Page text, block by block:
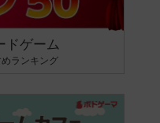
ドゲーム
ランキング